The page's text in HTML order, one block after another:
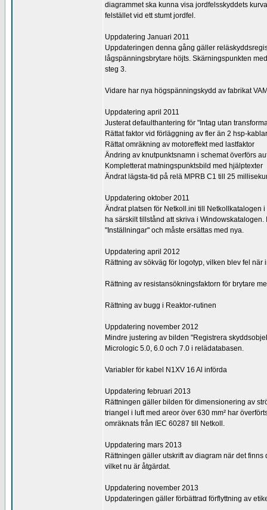
diagrammet ska kunna visa jordfelsskyddets
felstället vid ett stumt jordfel.
Uppdatering Januari 2011
Uppdateringen denna gång gäller
lågspänningsbrytare höjts. Skärningspunkten
steg 3.
Vidare har nya högspänningskydd av fabrikat
Uppdatering april 2011
Justerat defaulthantering för "Intag utan
Rättat faktor vid förläggning av fler än 2 hsp-
Rättat omräkning av motoreffekt med lastfaktor
Ändring av knutpunktsnamn i schemat överförs
Kompletterat matningspunktsbild med hjälptexter
Ändrat lägsta-tid på relä MPRB C1 till 25
Uppdatering oktober 2011
Ändrat platsen för Netkoll.ini till Netkollkatalogen
ha särskilt tillstånd att skriva i
"Inställningar" och måste ersättas med nya.
Uppdatering april 2012
Rättning av sökväg för logotyp, vilken blev fel
Rättning av resistansökningsfaktorn för brytare
Rättning av bugg i Reaktor-rutinen
Uppdatering november 2012
Mindre justering av bilden "Registrera
Micrologic 5.0, 6.0 och 7.0 i relädatabasen.
Variabler för kabel N1XV 16 Al införda
Uppdatering februari 2013
Rättningen gäller bilden för dimensionering av
triangel i luft med areor över 630 mm² har
omräknats från IEC 60287 till Netkoll.
Uppdatering mars 2013
Rättningen gäller utskrift av diagram när det
vilket nu är åtgärdat.
Uppdatering november 2013
Uppdateringen gäller förbättrad förflyttning av